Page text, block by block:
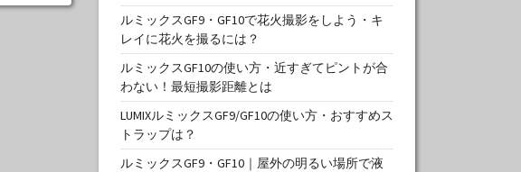
ルミックスGF9・GF10で花火撮影をしよう・キ
レイに花火を撮るには？
ルミックスGF10の使い方・近すぎてピントが合
わない！最短撮影距離とは
LUMIXルミックスGF9/GF10の使い方・おすすめス
トラップは？
ルミックスGF9・GF10｜屋外の明るい場所で液